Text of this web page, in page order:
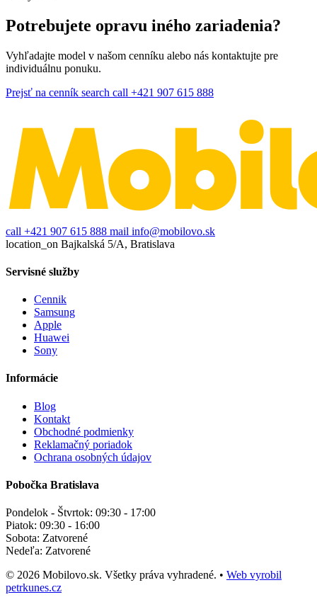
Potrebujete opravu iného zariadenia?
Vyhľadajte model v našom cenníku alebo nás kontaktujte pre
individuálnu ponuku.
Prejsť na cenník search call +421 907 615 888
call +421 907 615 888 mail info@mobilovo.sk
location_on Bajkalská 5/A, Bratislava
Servisné služby
Cennik
Samsung
Apple
Huawei
Sony
Informácie
Blog
Kontakt
Obchodné podmienky
Reklamačný poriadok
Ochrana osobných údajov
Pobočka Bratislava
Pondelok - Štvrtok: 09:30 - 17:00
Piatok: 09:30 - 16:00
Sobota: Zatvorené
Nedeľa: Zatvorené
© 2026 Mobilovo.sk. Všetky práva vyhradené. • Web vyrobil
petrkunes.cz